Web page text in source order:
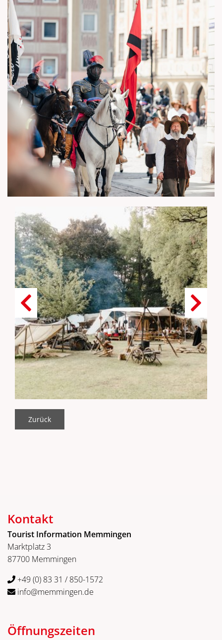
Zurück
Kontakt
Tourist Information Memmingen
Marktplatz 3
87700 Memmingen
+49 (0) 83 31 / 850-1572
info@memmingen.de
Öffnungszeiten